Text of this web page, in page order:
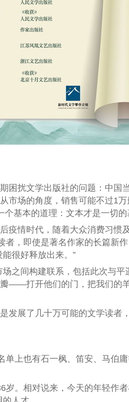
扰文学出版社的问题：中国
市场的角度，销售可能不过1
基本的道理：文本才是一切的
情时代，随着大众消费习惯
者，即使是著名作家的长篇新
很好释放出来。”
之间构建联系，包括此次与平
——打开他们的门，把我们的
展了几十万可能的文学读者
上也有石一枫、笛安、马伯
。相对说来，今天的年轻作